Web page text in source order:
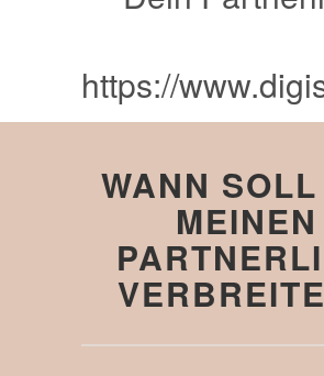
https://
WANN
MEINEN